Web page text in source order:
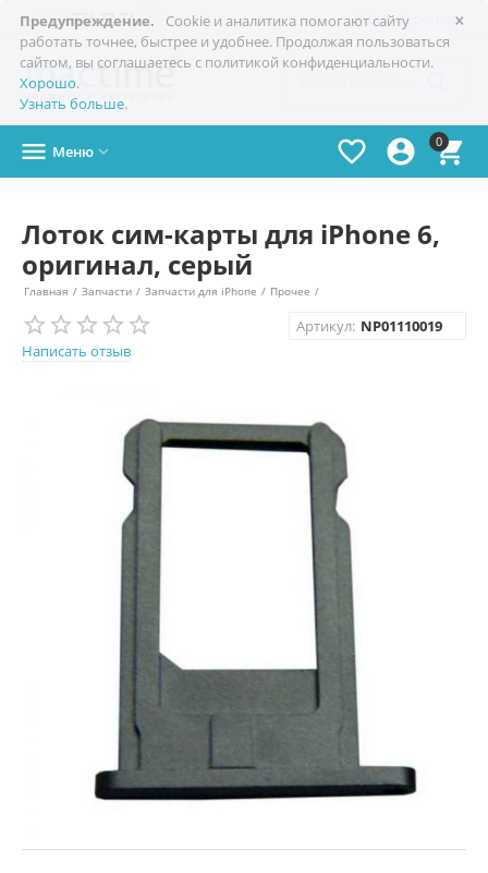
×
Предупреждение.
Cookie и аналитика помогают сайту
работать точнее, быстрее и удобнее. Продолжая пользоваться
сайтом, вы соглашаетесь с политикой конфиденциальности.
Хорошо.
Узнать больше.
Симферополь
+7(978)773-77-77 
0



 Меню 
Лоток сим-карты для iPhone 6,
оригинал, серый
Главная / Запчасти / Запчасти для iPhone / Прочее /
Написать отзыв
Артикул: NP01110019